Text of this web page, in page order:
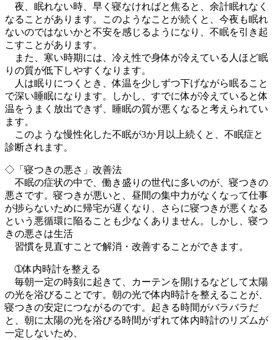
夜、眠れない時、早く寝なければと焦ると、余計眠れなく
なることがあります。このようなことが続くと、今夜も眠れ
ないのではないかと不安を感じるようになり、不眠を引き起
こすことがあります。
また、寒い時期には、冷え性で身体が冷えている人ほど眠
りの質が低下しやすくなります。
人は眠りにつくとき、体温を少しずつ下げながら眠ること
で深い睡眠になります。しかし、すでに体が冷えていると体
温をうまく放出できず、睡眠の質が悪くなると考えられてい
ます。
このような慢性化した不眠が3か月以上続くと、不眠症と
診断されます。
◇「寝つきの悪さ」改善法
不眠の症状の中で、働き盛りの世代に多いのが、寝つきの
悪さです。寝つきが悪いと、昼間の集中力がなくなって仕事
が捗らないために帰宅が遅くなり、さらに寝つきが悪くなる
という悪循環に陥ることも少なくありません。しかし、寝つ
きの悪さは生活
習慣を見直すことで解消・改善することができます。
➀体内時計を整える
毎朝一定の時刻に起きて、カーテンを開けるなどして太陽
の光を浴びることです。朝の光で体内時計を整えることが、
寝つきの安定につながるのです。起きる時間がバラバラだ
と、朝に太陽の光を浴びる時間がずれて体内時計のリズムが
一定しないため、